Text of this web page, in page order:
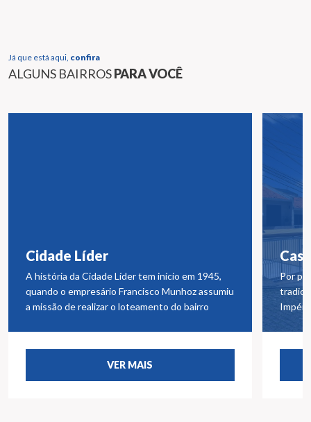
Já que está aqui, confira
ALGUNS BAIRROSPARA VOCÊ
Cidade Líder
A história da Cidade Líder tem início em 1945,
quando o empresário Francisco Munhoz assumiu
a missão de realizar o loteamento do bairro
VER MAIS
Por